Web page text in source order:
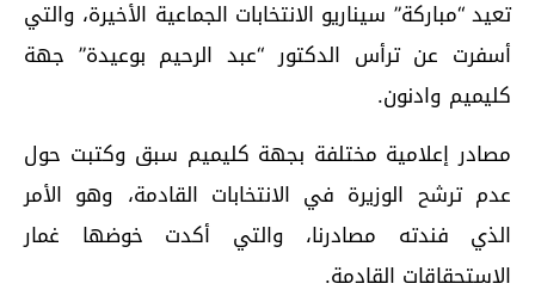
تعيد “مباركة” سيناريو الانتخابات الجماعية الأخيرة، والتي
أسفرت عن ترأس الدكتور “عبد الرحيم بوعيدة” جهة
كليميم وادنون.
مصادر إعلامية مختلفة بجهة كليميم سبق وكتبت حول
عدم ترشح الوزيرة في الانتخابات القادمة، وهو الأمر
الذي فندته مصادرنا، والتي أكدت خوضها غمار
الاستحقاقات القادمة.